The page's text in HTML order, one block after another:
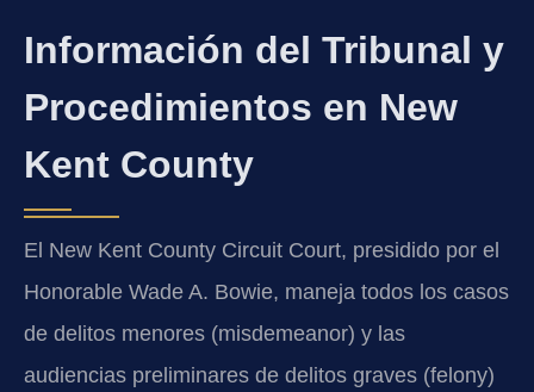
Información del Tribunal y
Procedimientos en New
Kent County
El New Kent County Circuit Court, presidido por el
Honorable Wade A. Bowie, maneja todos los casos
de delitos menores (misdemeanor) y las
audiencias preliminares de delitos graves (felony)